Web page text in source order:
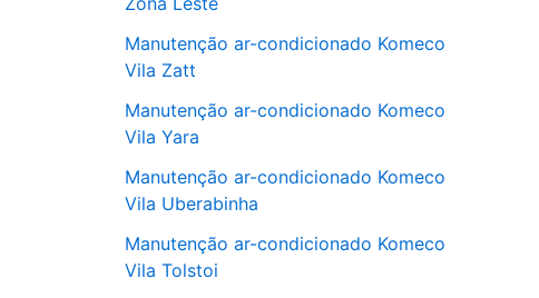
Manutenção ar-condicionado Komeco
Vila Zatt
Manutenção ar-condicionado Komeco
Vila Yara
Manutenção ar-condicionado Komeco
Vila Uberabinha
Manutenção ar-condicionado Komeco
Vila Tolstoi